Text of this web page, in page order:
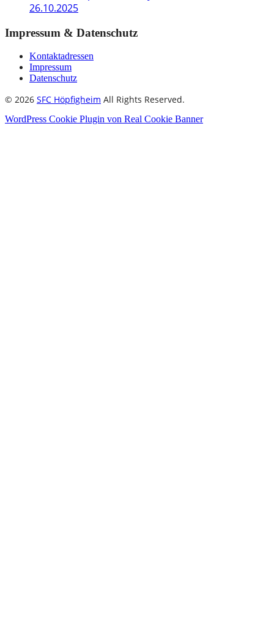
26.10.2025
Impressum & Datenschutz
Kontaktadressen
Impressum
Datenschutz
© 2026 SFC Höpfigheim All Rights Reserved.
WordPress Cookie Plugin von Real Cookie Banner